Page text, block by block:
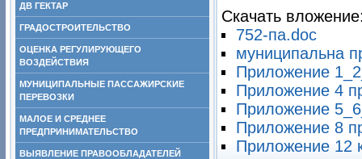
ДВ ГЕКТАР
ГРАДОСТРОИТЕЛЬСТВО
ОЦЕНКА РЕГУЛИРУЮЩЕГО
ВОЗДЕЙСТВИЯ
МУНИЦИПАЛЬНЫЕ ПАССАЖИРСКИЕ
ПЕРЕВОЗКИ
МАЛОЕ И СРЕДНЕЕ
ПРЕДПРИНИМАТЕЛЬСТВО
ВЫЯВЛЕНИЕ ПРАВООБЛАДАТЕЛЕЙ
Скачать
752-па.doc
муниципальна
Приложение
Приложение 4
Приложение
Приложение 8
Приложение 12